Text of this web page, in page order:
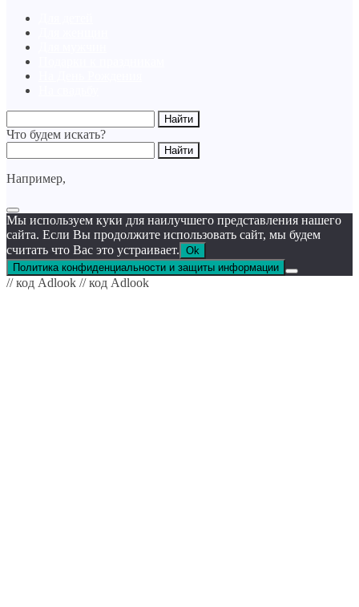
Что будем искать?
Например,
Мы используем куки для наилучшего представления нашего
сайта. Если Вы продолжите использовать сайт, мы будем
считать что Вас это устраивает. Ok
Политика конфиденциальности и защиты информации
// код Adlook // код Adlook